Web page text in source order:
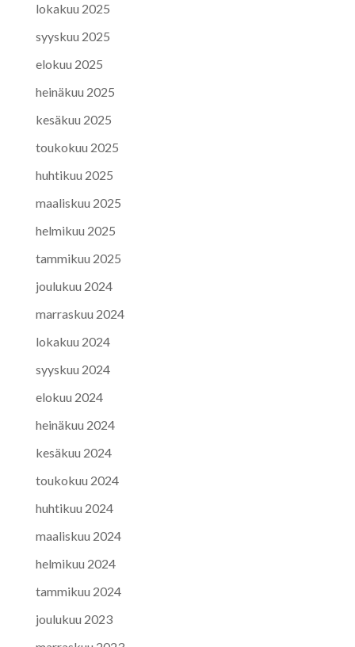
lokakuu 2025
syyskuu 2025
elokuu 2025
heinäkuu 2025
kesäkuu 2025
toukokuu 2025
huhtikuu 2025
maaliskuu 2025
helmikuu 2025
tammikuu 2025
joulukuu 2024
marraskuu 2024
lokakuu 2024
syyskuu 2024
elokuu 2024
heinäkuu 2024
kesäkuu 2024
toukokuu 2024
huhtikuu 2024
maaliskuu 2024
helmikuu 2024
tammikuu 2024
joulukuu 2023